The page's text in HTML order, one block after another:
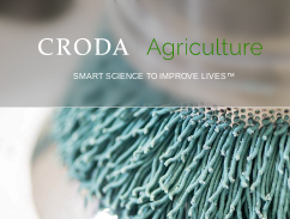
コ
ン
メ
ー
SMART SCIENCE TO IMPROVE LIVES™